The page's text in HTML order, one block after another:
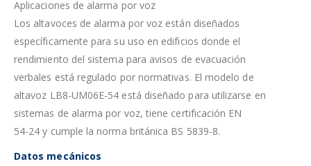
Aplicaciones de alarma por voz
Los altavoces de alarma por voz están diseñados
específicamente para su uso en edificios donde el
rendimiento del sistema para avisos de evacuación
verbales está regulado por normativas. El modelo de
altavoz LB8-UM06E-54 está diseñado para utilizarse en
sistemas de alarma por voz, tiene certificación EN
54-24 y cumple la norma británica BS 5839-8.
Datos mecánicos